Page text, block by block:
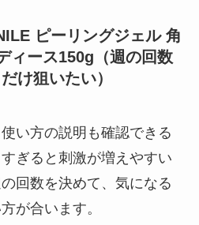
ピーリングジェル 角
ィース150g（週の回数
け狙いたい）
い方の説明も確認できる
ぎると刺激が増えやすい
回数を決めて、気になる
が合います。